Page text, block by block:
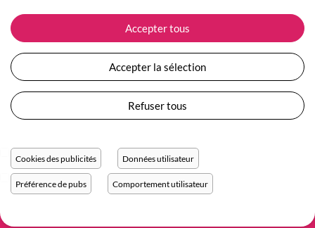
Nos engagements
Plan du site
Devenir revendeur
Collection Femme
Collection Enfants
Les Totebags
Nos différents thèmes
ASSISTANCE
Suivre ma commande
Expédition et livraison
Retour et remboursement
Moyens de paiement
Questions / Réponses
Conditions générales de vente
Protection des données personnelles
Réglage des cookies
Accepter tous
Accepter la sélection
Refuser tous
Cookies des publicités Données utilisateur
Préférence de pubs Comportement utilisateur